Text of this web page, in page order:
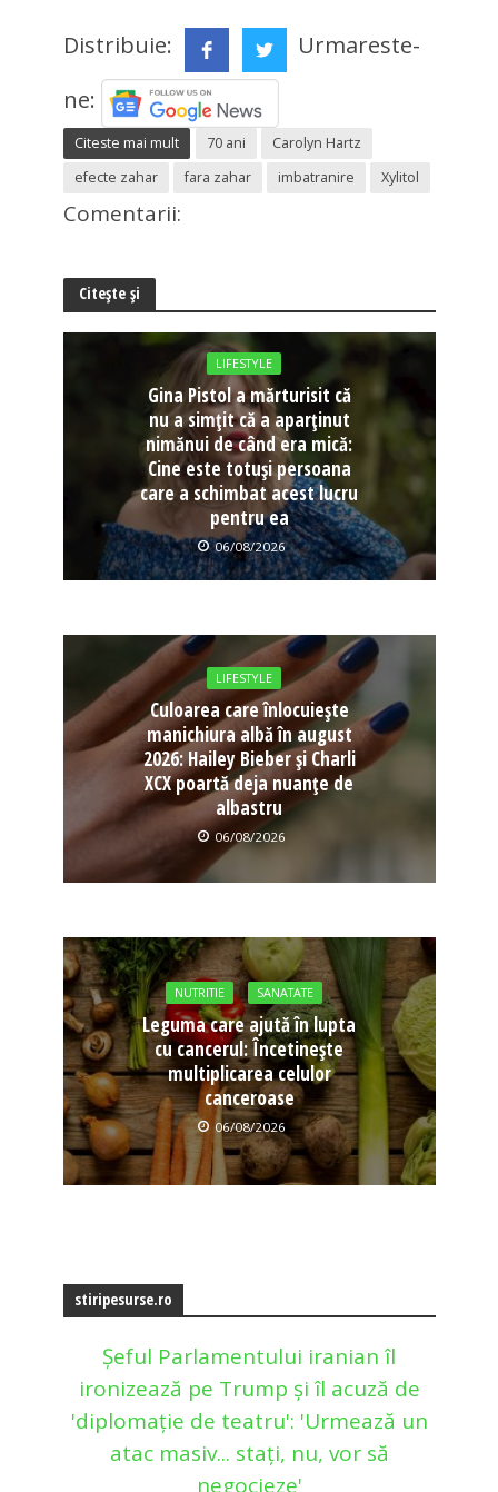
Distribuie:
Urmareste-
ne:
Citeste mai mult 70 ani
Carolyn Hartz
efecte zahar
fara zahar imbatranire Xylitol
Comentarii:
Citește și
LIFESTYLE
Gina Pistol a mărturisit că
nu a simțit că a aparținut
nimănui de când era mică:
Cine este totuși persoana
care a schimbat acest lucru
pentru ea
06/08/2026
LIFESTYLE
Culoarea care înlocuiește
manichiura albă în august
2026: Hailey Bieber și Charli
XCX poartă deja nuanțe de
albastru
06/08/2026
NUTRITIE SANATATE
Leguma care ajută în lupta
cu cancerul: Încetinește
multiplicarea celulor
canceroase
06/08/2026
stiripesurse.ro
Șeful Parlamentului iranian îl
ironizează pe Trump și îl acuză de
'diplomație de teatru': 'Urmează un
atac masiv... stați, nu, vor să
negocieze'